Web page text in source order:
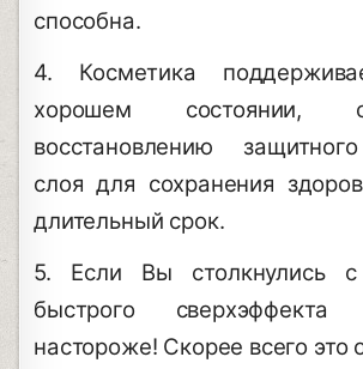
способна.
4. Косметика
хорошем состоянии,
восстановлению
слоя для сохранения
длительный срок.
5. Если Вы столкнулись
быстрого
настороже! Скорее всего это